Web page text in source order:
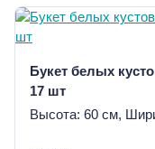
Букет белых
17 шт
Высота: 60 см,